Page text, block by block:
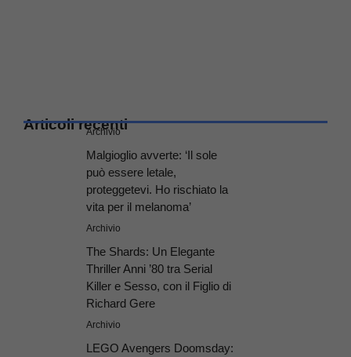
Articoli recenti
Archivio
Malgioglio avverte: ‘Il sole
può essere letale,
proteggetevi. Ho rischiato la
vita per il melanoma’
Archivio
The Shards: Un Elegante
Thriller Anni ’80 tra Serial
Killer e Sesso, con il Figlio di
Richard Gere
Archivio
LEGO Avengers Doomsday: